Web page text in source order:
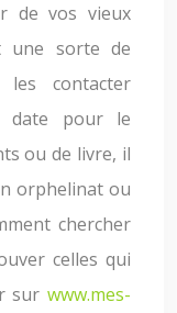
de vos vieux
une sorte de
contacter
date pour le
ou de livre, il
orphelinat ou
chercher
celles qui
sur www.mes-